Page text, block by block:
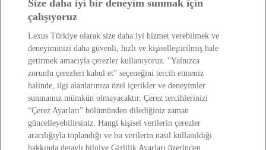
Satış Sonrası
Lexus Dünyası
Size daha iyi bir deneyim sunmak için
çalışıyoruz
Lexus Türkiye olarak size daha iyi hizmet verebilmek ve
deneyiminizi daha güvenli, hızlı ve kişiselleştirilmiş hale
getirmek amacıyla çerezler kullanıyoruz. “Yalnızca
zorunlu çerezleri kabul et” seçeneğini tercih etmeniz
halinde, ilgi alanlarınıza özel içerikler ve deneyimler
sunmamız mümkün olmayacaktır. Çerez tercihlerinizi
“Çerez Ayarları” bölümünden dilediğiniz zaman
güncelleyebilirsiniz. Hangi kişisel verilerin çerezler
aracılığıyla toplandığı ve bu verilerin nasıl kullanıldığı
hakkında detaylı bilgiye Gizlilik Ayarları üzerinden